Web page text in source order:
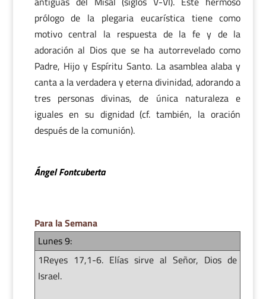
prólogo de la plegaria eucarística tiene como
motivo central la respuesta de la fe y de la
adoración al Dios que se ha autorrevelado como
Padre, Hijo y Espíritu Santo. La asamblea alaba y
canta a la verdadera y eterna divinidad, adorando a
tres personas divinas, de única naturaleza e
iguales en su dignidad (cf. también, la oración
después de la comunión).
Ángel Fontcuberta
Para la Semana
Lunes 9:
1Reyes 17,1-6. Elías sirve al Señor, Dios de
Israel.